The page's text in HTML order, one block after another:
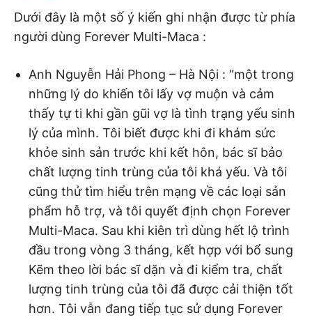
Dưới đây là một số ý kiến ghi nhận được từ phía
người dùng Forever Multi-Maca :
Anh Nguyễn Hải Phong – Hà Nội : “một trong
những lý do khiến tôi lấy vợ muộn và cảm
thấy tự ti khi gần gũi vợ là tình trạng yếu sinh
lý của mình. Tôi biết được khi đi khám sức
khỏe sinh sản trước khi kết hôn, bác sĩ bảo
chất lượng tinh trùng của tôi khá yếu. Và tôi
cũng thử tìm hiểu trên mạng về các loại sản
phẩm hỗ trợ, và tôi quyết định chọn Forever
Multi-Maca. Sau khi kiên trì dùng hết lộ trình
đầu trong vòng 3 tháng, kết hợp với bổ sung
Kẽm theo lời bác sĩ dặn và đi kiểm tra, chất
lượng tinh trùng của tôi đã được cải thiện tốt
hơn. Tôi vẫn đang tiếp tục sử dụng Forever